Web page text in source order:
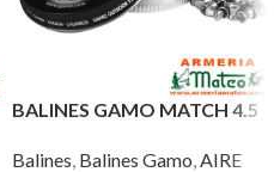
BALINES GAMO MATCH 4.5
Balines Balines Gamo AIRE